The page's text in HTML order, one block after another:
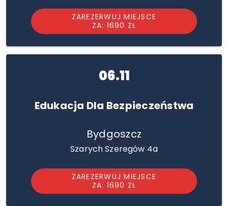
ZAREZERWUJ MIEJSCE
ZA: 1690 ZŁ
06.11
Edukacja Dla Bezpieczeństwa
Bydgoszcz
Szarych Szeregów 4a
ZAREZERWUJ MIEJSCE
ZA: 1690 ZŁ